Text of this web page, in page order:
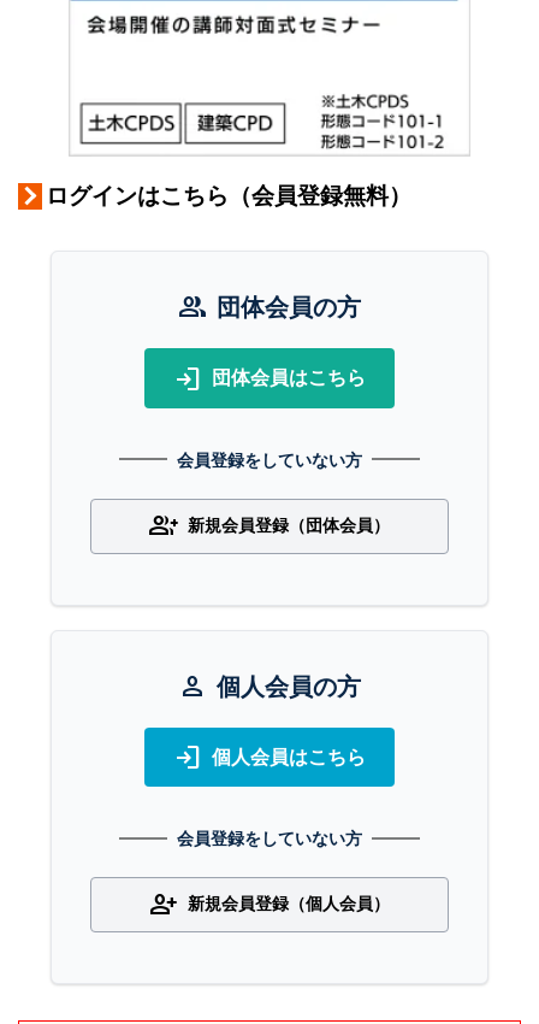
ログインはこちら（会員登録無料）
group 団体会員の方
login 団体会員はこちら
会員登録をしていない方
group_add 新規会員登録（団体会員）
person 個人会員の方
login 個人会員はこちら
会員登録をしていない方
person_add 新規会員登録（個人会員）